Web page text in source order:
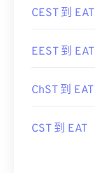
CEST 到 EAT
EEST 到 EAT
ChST 到 EAT
CST 到 EAT